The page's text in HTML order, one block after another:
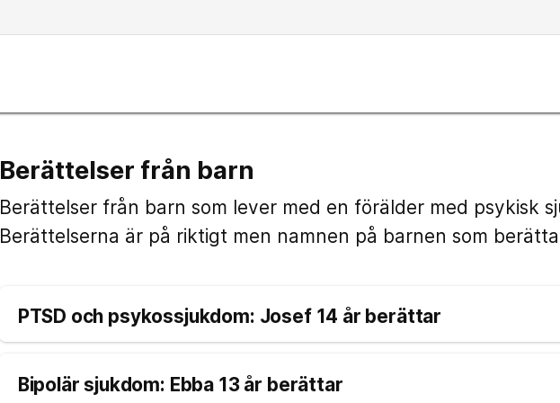
Berättelser från barn
Berättelser från barn som lever med en förälder med psykisk
Berättelserna är på riktigt men namnen på barnen som
PTSD och psykossjukdom: Josef 14 år berättar
Bipolär sjukdom: Ebba 13 år berättar